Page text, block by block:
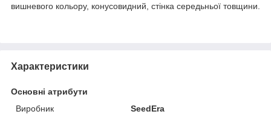
вишневого кольору, конусовидний, стінка середьньої товщини.
Характеристики
Основні атрибути
Виробник
SeedEra